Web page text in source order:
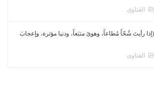
الفتاوى
رأيتَ شُحّاً مُطاعاً، وهوىً متبَعاً، ودنيا مؤثرة، وإعجابَ
الفتاوى